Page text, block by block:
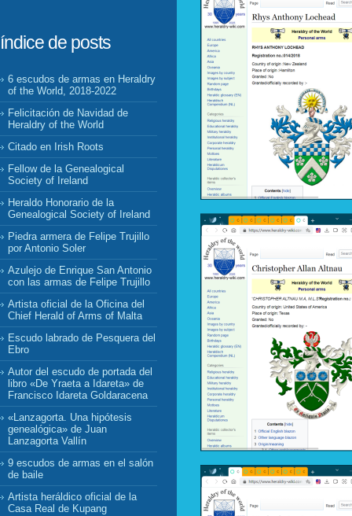
índice de posts
6 escudos de armas en Heraldry
of the World, 2018-2022
Felicitación de Navidad de
Heraldry of the World
Citado en Irish Roots
Fellow de la Genealogical
Society of Ireland
Heraldo Honorario de la
Genealogical Society of Ireland
Piedra armera de Felipe Trujillo
por Antonio Soler
Azulejo de Enrique San Antonio
con las armas de Felipe Trujillo
Artista oficial de la Oficina del
Chief Herald of Arms of Malta
Escudo labrado de Pesquera del
Ebro
Autor del escudo de portada del
libro «De Yraeta a Idareta» de
Francisco Idareta Goldaracena
«Lanzagorta. Una hipótesis
genealógica» de Juan
Lanzagorta Vallín
9 escudos de armas en el salón
de baile
Artista heráldico oficial de la
Casa Real de Kupang